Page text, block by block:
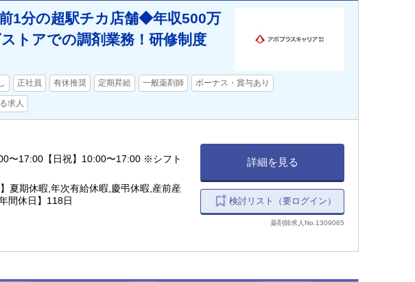
1分の超駅チカ店舗◆年収500万
トアでの調剤業務！研修制度
正社員 有休推奨 定期昇給 一般薬剤師 ボーナス・賞与あり
求人
〜17:00【日祝】10:00〜17:00 ※シフト
夏期休暇,年次有給休暇,慶弔休暇,産前産
暇,育児休暇,介護休暇 【年間休日】118日
詳細を見る
検討リスト（要ログイン）
薬剤師求人No.1309065